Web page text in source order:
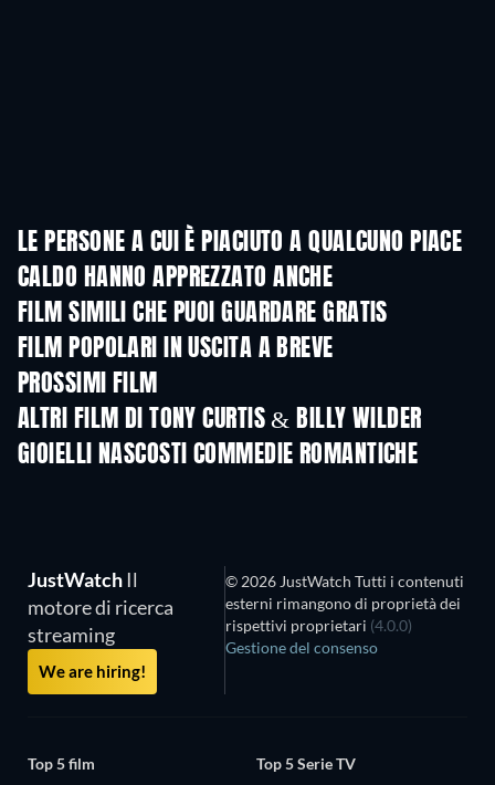
LE PERSONE A CUI È PIACIUTO A QUALCUNO PIACE
CALDO HANNO APPREZZATO ANCHE
FILM SIMILI CHE PUOI GUARDARE GRATIS
FILM POPOLARI IN USCITA A BREVE
PROSSIMI FILM
ALTRI FILM DI TONY CURTIS & BILLY WILDER
GIOIELLI NASCOSTI COMMEDIE ROMANTICHE
JustWatch Il
motore di ricerca
streaming
We are hiring!
© 2026 JustWatch Tutti i contenuti
esterni rimangono di proprietà dei
rispettivi proprietari (4.0.0)
Gestione del consenso
Top 5 film
Top 5 Serie TV